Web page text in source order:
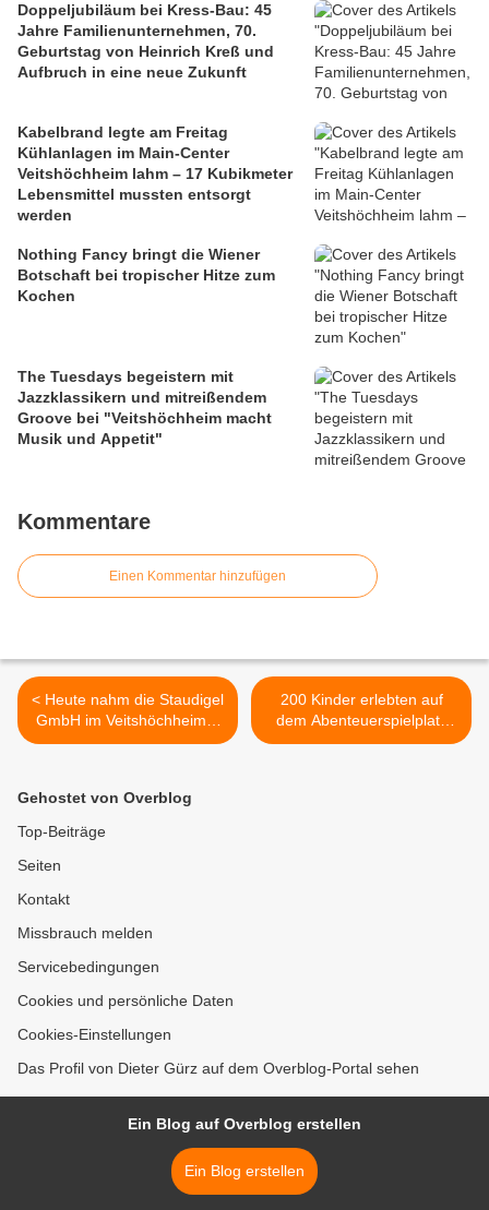
Doppeljubiläum bei Kress-Bau: 45
Jahre Familienunternehmen, 70.
Geburtstag von Heinrich Kreß und
Aufbruch in eine neue Zukunft
Kabelbrand legte am Freitag
Kühlanlagen im Main-Center
Veitshöchheim lahm – 17 Kubikmeter
Lebensmittel mussten entsorgt
werden
Nothing Fancy bringt die Wiener
Botschaft bei tropischer Hitze zum
Kochen
The Tuesdays begeistern mit
Jazzklassikern und mitreißendem
Groove bei "Veitshöchheim macht
Musik und Appetit"
Kommentare
Einen Kommentar hinzufügen
< Heute nahm die Staudigel
GmbH im Veitshöchheimer
Gewerbegebiet für 300.000
in Betrieb
200 Kinder erlebten auf
dem Abenteuerspielplatz
der Gemeindejugendpflege
Gehostet von Overblog
Top-Beiträge
Seiten
Kontakt
Missbrauch melden
Servicebedingungen
Cookies und persönliche Daten
Cookies-Einstellungen
Das Profil von Dieter Gürz auf dem Overblog-Portal sehen
Ein Blog auf Overblog erstellen
Ein Blog erstellen